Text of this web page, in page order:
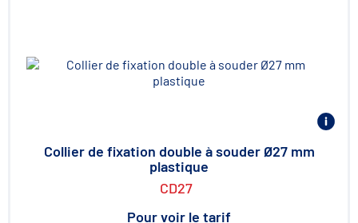
Collier de fixation double à souder Ø27 mm
plastique
CD27
Pour voir le tarif